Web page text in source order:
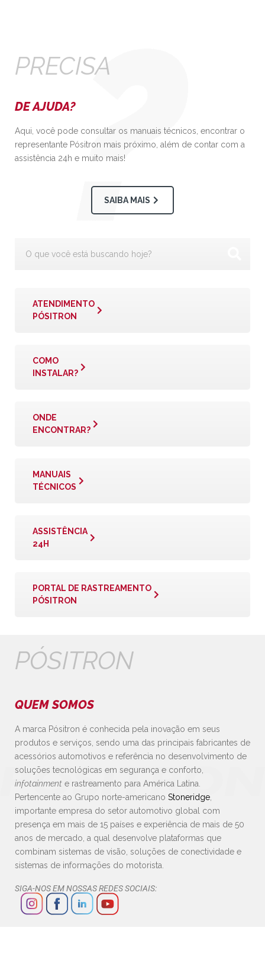
PRECISA
DE AJUDA?
Aqui, você pode consultar os manuais técnicos, encontrar o
representante Pósitron mais próximo, além de contar com a
assistência 24h e muito mais!
SAIBA MAIS
ATENDIMENTO
PÓSITRON
COMO
INSTALAR?
ONDE
ENCONTRAR?
MANUAIS
TÉCNICOS
ASSISTÊNCIA
24H
PORTAL DE RASTREAMENTO
PÓSITRON
PÓSITRON
QUEM SOMOS
A marca Pósitron é conhecida pela inovação em seus
produtos e serviços, sendo uma das principais fabricantes de
acessórios automotivos e referência no desenvolvimento de
soluções tecnológicas em segurança e conforto,
infotainment e rastreamento para América Latina.
Pertencente ao Grupo norte-americano Stoneridge
importante empresa do setor automotivo global com
presença em mais de 15 países e experiência de mais de 50
anos de mercado, a qual desenvolve plataformas que
combinam sistemas de visão, soluções de conectividade e
sistemas de informações do motorista.
SIGA-NOS EM NOSSAS REDES SOCIAIS: